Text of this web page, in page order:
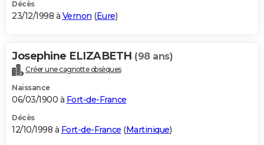
Décès
23/12/1998 à Vernon (Eure)
Josephine ELIZABETH (98 ans)
Créer une cagnotte obsèques
Naissance
06/03/1900 à Fort-de-France
Décès
12/10/1998 à Fort-de-France (Martinique)